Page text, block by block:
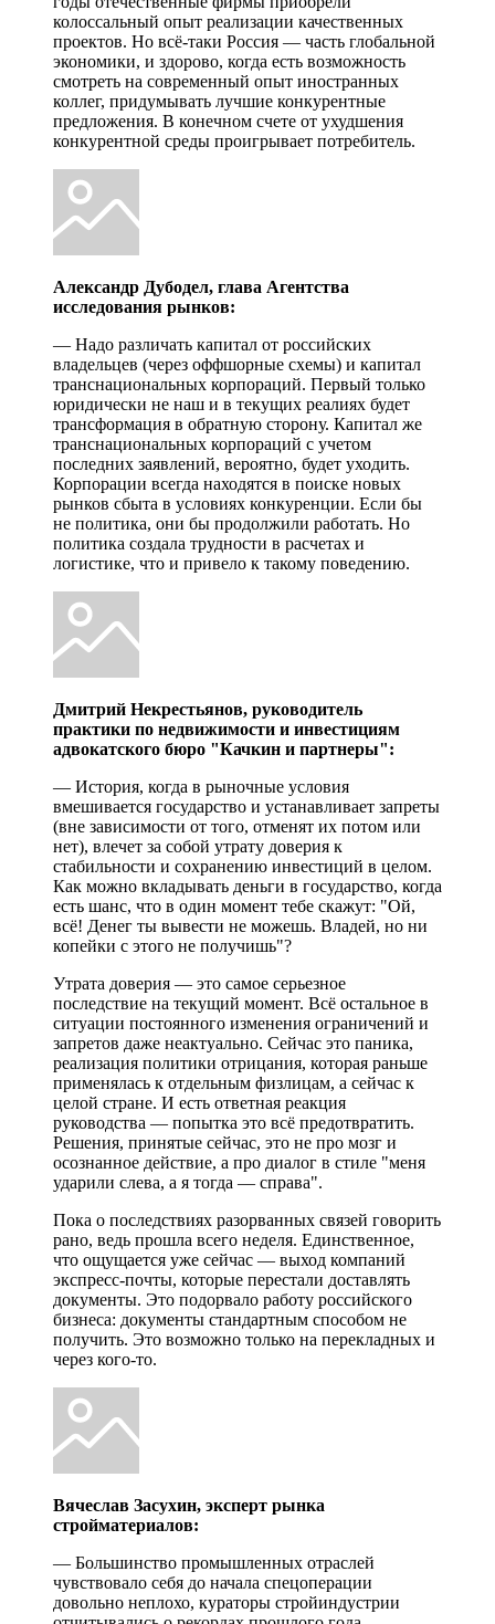
колоссальный опыт реализации качественных
проектов. Но всё-таки Россия — часть глобальной
экономики, и здорово, когда есть возможность
смотреть на современный опыт иностранных
коллег, придумывать лучшие конкурентные
предложения. В конечном счете от ухудшения
конкурентной среды проигрывает потребитель.
Александр Дубодел, глава Агентства
исследования рынков:
— Надо различать капитал от российских
владельцев (через оффшорные схемы) и капитал
транснациональных корпораций. Первый только
юридически не наш и в текущих реалиях будет
трансформация в обратную сторону. Капитал же
транснациональных корпораций с учетом
последних заявлений, вероятно, будет уходить.
Корпорации всегда находятся в поиске новых
рынков сбыта в условиях конкуренции. Если бы
не политика, они бы продолжили работать. Но
политика создала трудности в расчетах и
логистике, что и привело к такому поведению.
Дмитрий Некрестьянов, руководитель
практики по недвижимости и инвестициям
адвокатского бюро "Качкин и партнеры":
— История, когда в рыночные условия
вмешивается государство и устанавливает запреты
(вне зависимости от того, отменят их потом или
нет), влечет за собой утрату доверия к
стабильности и сохранению инвестиций в целом.
Как можно вкладывать деньги в государство, когда
есть шанс, что в один момент тебе скажут: "Ой,
всё! Денег ты вывести не можешь. Владей, но ни
копейки с этого не получишь"?
Утрата доверия — это самое серьезное
последствие на текущий момент. Всё остальное в
ситуации постоянного изменения ограничений и
запретов даже неактуально. Сейчас это паника,
реализация политики отрицания, которая раньше
применялась к отдельным физлицам, а сейчас к
целой стране. И есть ответная реакция
руководства — попытка это всё предотвратить.
Решения, принятые сейчас, это не про мозг и
осознанное действие, а про диалог в стиле "меня
ударили слева, а я тогда — справа".
Пока о последствиях разорванных связей говорить
рано, ведь прошла всего неделя. Единственное,
что ощущается уже сейчас — выход компаний
экспресс-почты, которые перестали доставлять
документы. Это подорвало работу российского
бизнеса: документы стандартным способом не
получить. Это возможно только на перекладных и
через кого-то.
Вячеслав Засухин, эксперт рынка
стройматериалов:
— Большинство промышленных отраслей
чувствовало себя до начала спецоперации
довольно неплохо, кураторы стройиндустрии